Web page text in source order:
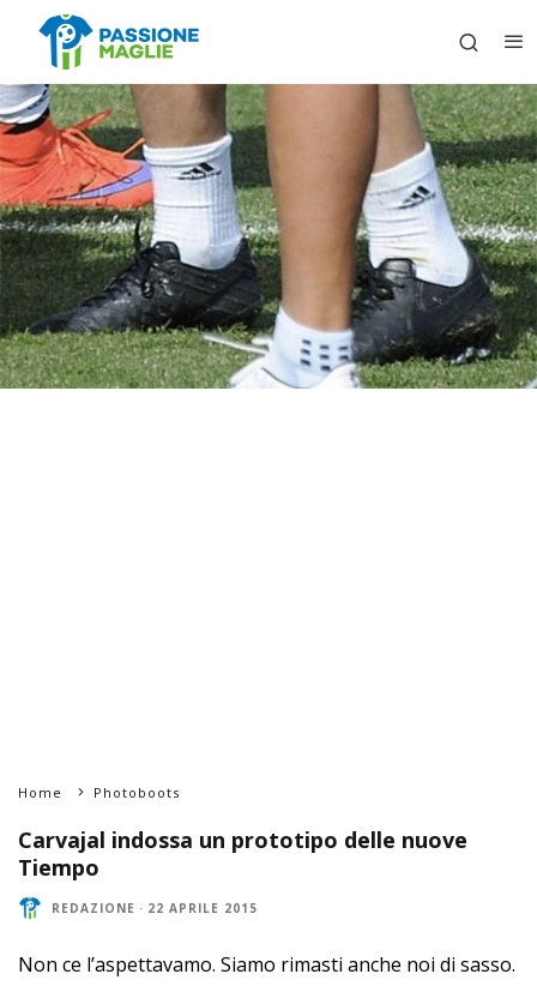
Home Photoboots
Carvajal indossa un prototipo delle nuove
Tiempo
REDAZIONE · 22 APRILE 2015
Non ce l’aspettavamo. Siamo rimasti anche noi di sasso.